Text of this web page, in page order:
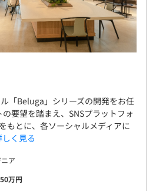
「Beluga」シリーズの開発をお任
要望を踏まえ、SNSプラットフォ
もとに、各ソーシャルメディアに
しく見る
ア
万円